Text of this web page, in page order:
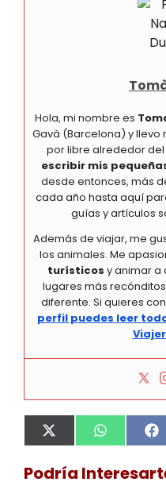
Hola, mi nombre es
Gavà (Barcelona) y
por libre alrededor del
escribir mis
desde entonces, más
cada año hasta aquí
guías y artículos
Además de viajar, me
los animales. Me
turísticos y animar a
lugares más
diferente. Si quieres
perfil puedes leer
Compartir
en
X
(
w
en
W
h
t
F
e
Podría